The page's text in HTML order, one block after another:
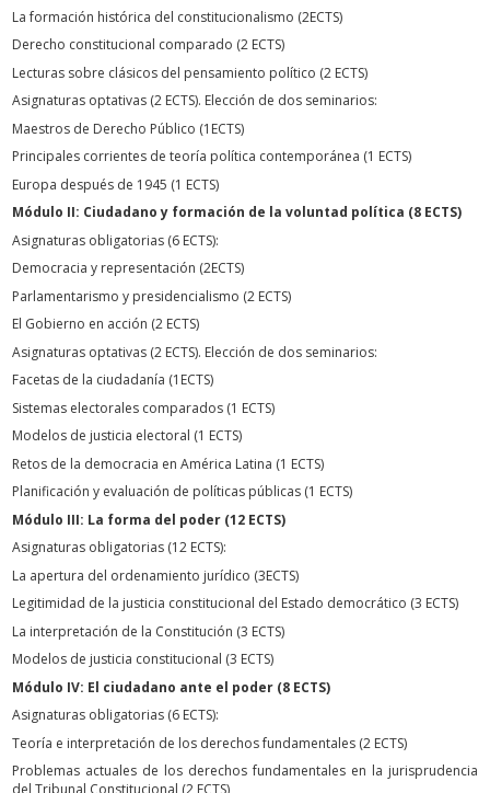
La formación histórica del constitucionalismo (2ECTS)
Derecho constitucional comparado (2 ECTS)
Lecturas sobre clásicos del pensamiento político (2 ECTS)
Asignaturas optativas (2 ECTS). Elección de dos seminarios:
Maestros de Derecho Público (1ECTS)
Principales corrientes de teoría política contemporánea (1 ECTS)
Europa después de 1945 (1 ECTS)
Módulo II: Ciudadano y formación de la voluntad política (8 ECTS)
Asignaturas obligatorias (6 ECTS):
Democracia y representación (2ECTS)
Parlamentarismo y presidencialismo (2 ECTS)
El Gobierno en acción (2 ECTS)
Asignaturas optativas (2 ECTS). Elección de dos seminarios:
Facetas de la ciudadanía (1ECTS)
Sistemas electorales comparados (1 ECTS)
Modelos de justicia electoral (1 ECTS)
Retos de la democracia en América Latina (1 ECTS)
Planificación y evaluación de políticas públicas (1 ECTS)
Módulo III: La forma del poder (12 ECTS)
Asignaturas obligatorias (12 ECTS):
La apertura del ordenamiento jurídico (3ECTS)
Legitimidad de la justicia constitucional del Estado democrático (3 ECTS)
La interpretación de la Constitución (3 ECTS)
Modelos de justicia constitucional (3 ECTS)
Módulo IV: El ciudadano ante el poder (8 ECTS)
Asignaturas obligatorias (6 ECTS):
Teoría e interpretación de los derechos fundamentales (2 ECTS)
Problemas actuales de los derechos fundamentales en la jurisprudencia